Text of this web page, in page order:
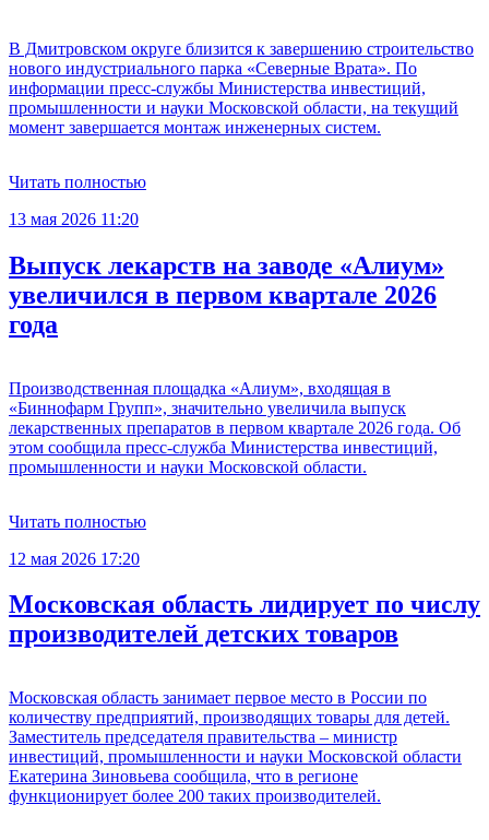
В Дмитровском округе близится к завершению строительство
нового индустриального парка «Северные Врата». По
информации пресс-службы Министерства инвестиций,
промышленности и науки Московской области, на текущий
момент завершается монтаж инженерных систем.
Читать полностью
13 мая 2026 11:20
Выпуск лекарств на заводе «Алиум»
увеличился в первом квартале 2026
года
Производственная площадка «Алиум», входящая в
«Биннофарм Групп», значительно увеличила выпуск
лекарственных препаратов в первом квартале 2026 года. Об
этом сообщила пресс-служба Министерства инвестиций,
промышленности и науки Московской области.
Читать полностью
12 мая 2026 17:20
Московская область лидирует по числу
производителей детских товаров
Московская область занимает первое место в России по
количеству предприятий, производящих товары для детей.
Заместитель председателя правительства – министр
инвестиций, промышленности и науки Московской области
Екатерина Зиновьева сообщила, что в регионе
функционирует более 200 таких производителей.